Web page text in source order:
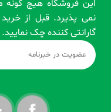
این فروشگاه هیچ گونه
نمی پذیرد. قبل از
گارانتی کننده چک نمایید.